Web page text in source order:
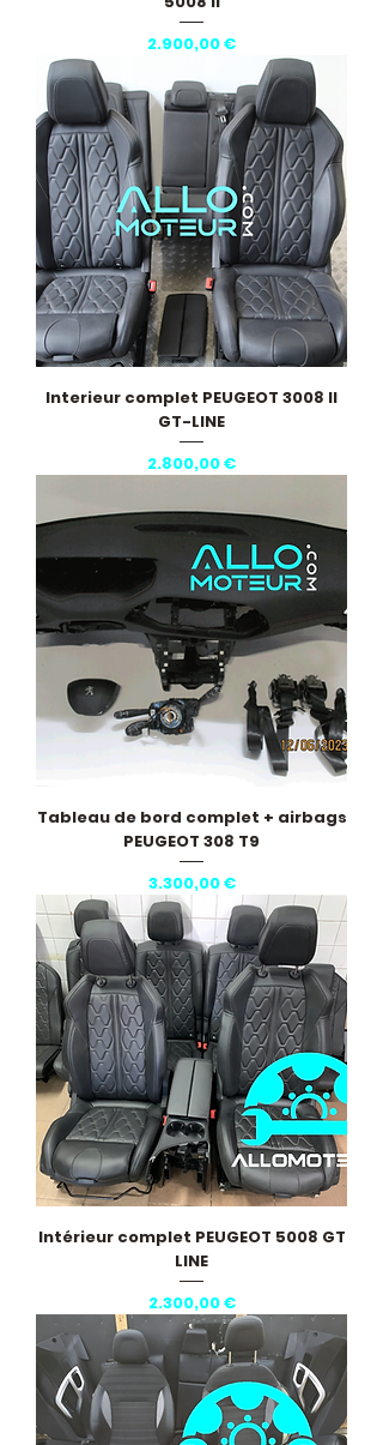
Pris
2.900,00 €
Interieur complet PEUGEOT 3008 II
GT-LINE
Pris
2.800,00 €
Tableau de bord complet + airbags
PEUGEOT 308 T9
Pris
3.300,00 €
Intérieur complet PEUGEOT 5008 GT
LINE
Pris
2.300,00 €